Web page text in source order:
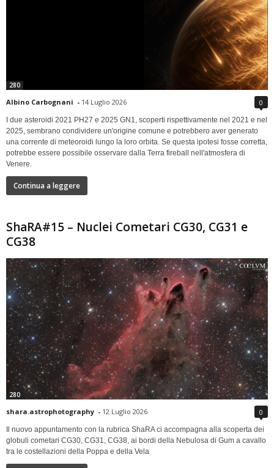
280
Albino Carbognani - 14 Luglio 2026 0
I due asteroidi 2021 PH27 e 2025 GN1, scoperti rispettivamente nel 2021 e nel
2025, sembrano condividere un'origine comune e potrebbero aver generato
una corrente di meteoroidi lungo la loro orbita. Se questa ipotesi fosse corretta,
potrebbe essere possibile osservare dalla Terra fireball nell'atmosfera di
Venere.
Continua a leggere
ShaRA#15 – Nuclei Cometari CG30, CG31 e
CG38
280
shara.astrophotography - 12 Luglio 2026 0
Il nuovo appuntamento con la rubrica ShaRA ci accompagna alla scoperta dei
globuli cometari CG30, CG31, CG38, ai bordi della Nebulosa di Gum a cavallo
tra le costellazioni della Poppa e della Vela